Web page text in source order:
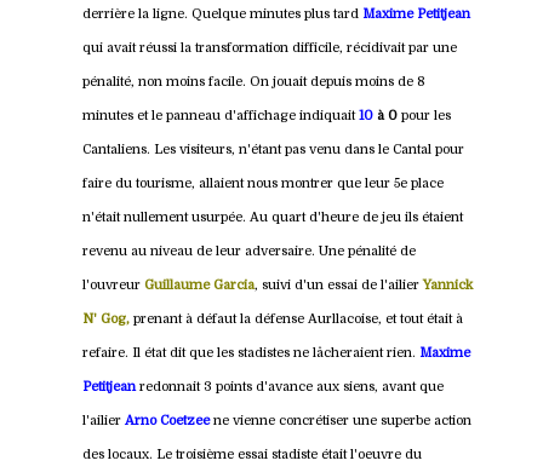
derrière la ligne. Quelque minutes plus tard Maxime Petitjean
qui avait réussi la transformation difficile, récidivait par une
pénalité, non moins facile. On jouait depuis moins de 8
minutes et le panneau d'affichage indiquait10 à 0 pour les
Cantaliens. Les visiteurs, n'étant pas venu dans le Cantal pour
faire du tourisme, allaient nous montrer que leur 5e place
n'était nullement usurpée. Au quart d'heure de jeu ils étaient
revenu au niveau de leur adversaire. Une pénalité de
l'ouvreur Guillaume Garcia, suivi d'un essai de l'ailierYannick
N' Gog, prenant à défaut la défense Aurllacoise, et tout était à
refaire. Il état dit que les stadistes ne lâcheraient rien. Maxime
Petitjean redonnait 3 points d'avance aux siens, avant que
l'ailier Arno Coetzeene vienne concrétiser une superbe action
des locaux. Le troisième essai stadiste était l'oeuvre du